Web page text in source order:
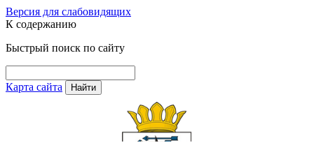
Версия для слабовидящих
К содержанию
Быстрый поиск по сайту
Карта сайта Найти